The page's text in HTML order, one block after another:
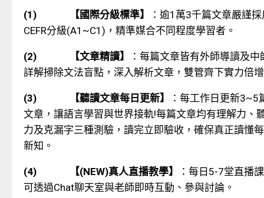
(1) 【國際分級標準】 ：逾1 萬3千篇文章嚴謹採
CEFR分級(A1~C1) ，精準媒合不同程度學習者。
(2) 【文章精讀】
：每篇文章皆有外師導讀及中
詳解掃除文法盲點，深入解析文章，雙管齊下實力倍
(3) 【聽讀文章每日更新】 ：每工作日更新3~5
文章，讓語言學習與世界接軌!每篇文章均有理解力、
力及克漏字三種測驗，讀完立即驗收，確保真正讀懂
新知。
(4) 【(NEW)真人直播教學】 ：每日5-7堂直播
可透過Chat聊天室與老師即時互動、參與討論。